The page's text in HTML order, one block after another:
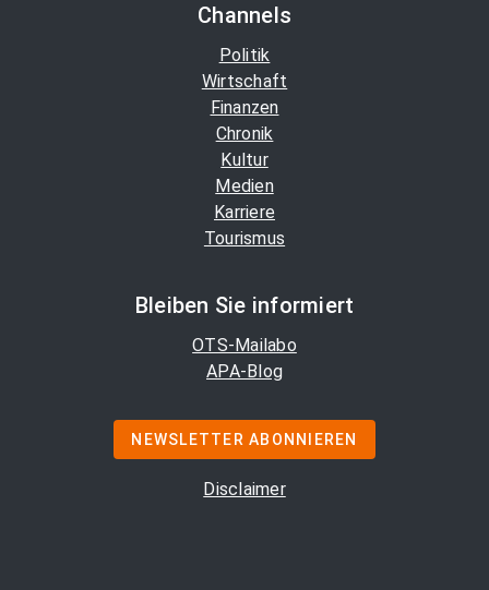
Channels
Politik
Wirtschaft
Finanzen
Chronik
Kultur
Medien
Karriere
Tourismus
Bleiben Sie informiert
OTS-Mailabo
APA-Blog
NEWSLETTER ABONNIEREN
Disclaimer